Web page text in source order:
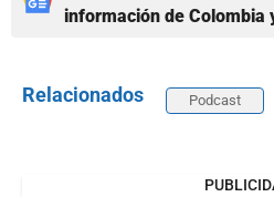
información de Colombia
Relacionados Podcast